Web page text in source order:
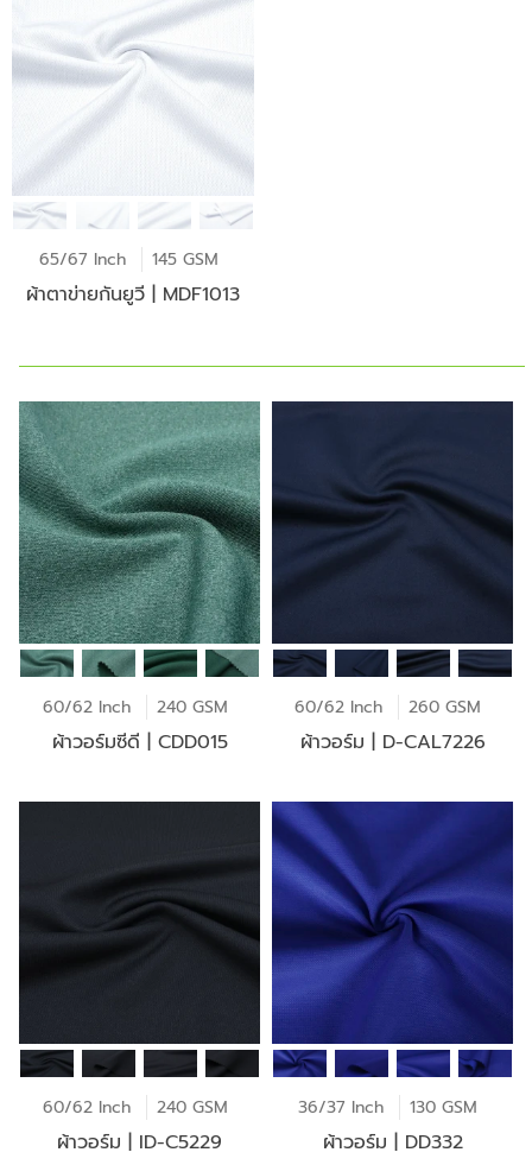
65/67 Inch 145 GSM
ผ้าตาข่ายกันยูวี | MDF1013
60/62 Inch 240 GSM
ผ้าวอร์มซีดี | CDD015
60/62 Inch 260 GSM
ผ้าวอร์ม | D-CAL7226
60/62 Inch 240 GSM
ผ้าวอร์ม | ID-C5229
36/37 Inch 130 GSM
ผ้าวอร์ม | DD332